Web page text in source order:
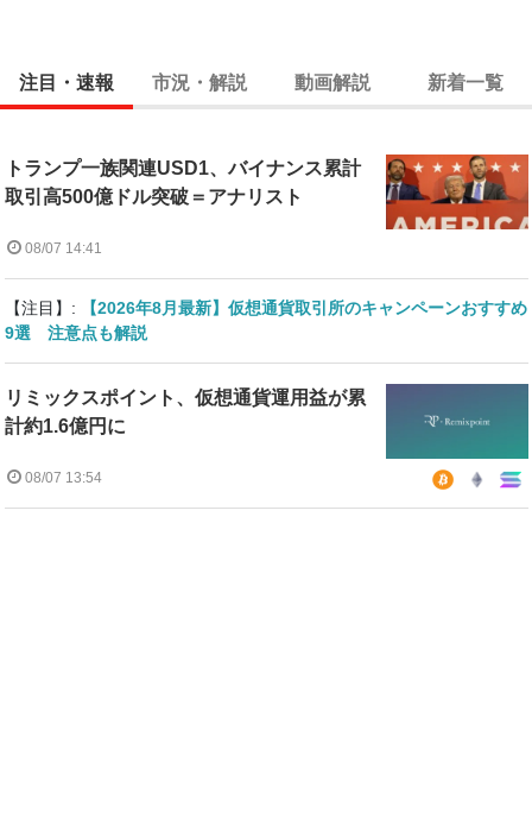
注目・速報 市況・解説 動画解説 新着一覧
トランプ一族関連USD1、バイナンス累計
取引高500億ドル突破＝アナリスト
08/07 14:41
【注目】:
【2026年8月最新】仮想通貨取引所のキャンペーンおすすめ
9選 注意点も解説
リミックスポイント、仮想通貨運用益が累
計約1.6億円に
08/07 13:54